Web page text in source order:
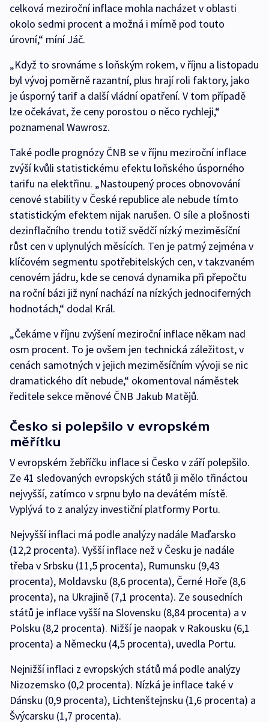
celková meziroční inflace mohla nacházet v oblasti
okolo sedmi procent a možná i mírně pod touto
úrovní,“ míní Jáč.
„Když to srovnáme s loňským rokem, v říjnu a listopadu
byl vývoj poměrně razantní, plus hrají roli faktory, jako
je úsporný tarif a další vládní opatření. V tom případě
lze očekávat, že ceny porostou o něco rychleji,“
poznamenal Wawrosz.
Také podle prognózy ČNB se v říjnu meziroční inflace
zvýší kvůli statistickému efektu loňského úsporného
tarifu na elektřinu. „Nastoupený proces obnovování
cenové stability v České republice ale nebude tímto
statistickým efektem nijak narušen. O síle a plošnosti
dezinflačního trendu totiž svědčí nízký meziměsíční
růst cen v uplynulých měsících. Ten je patrný zejména v
klíčovém segmentu spotřebitelských cen, v takzvaném
cenovém jádru, kde se cenová dynamika při přepočtu
na roční bázi již nyní nachází na nízkých jednociferných
hodnotách,“ dodal Král.
„Čekáme v říjnu zvýšení meziroční inflace někam nad
osm procent. To je ovšem jen technická záležitost, v
cenách samotných v jejich meziměsíčním vývoji se nic
dramatického dít nebude,“ okomentoval náměstek
ředitele sekce měnové ČNB Jakub Matějů.
Česko si polepšilo v evropském
měřítku
V evropském žebříčku inflace si Česko v září polepšilo.
Ze 41 sledovaných evropských států ji mělo třináctou
nejvyšší, zatímco v srpnu bylo na devátém místě.
Vyplývá to z analýzy investiční platformy Portu.
Nejvyšší inflaci má podle analýzy nadále Maďarsko
(12,2 procenta). Vyšší inflace než v Česku je nadále
třeba v Srbsku (11,5 procenta), Rumunsku (9,43
procenta), Moldavsku (8,6 procenta), Černé Hoře (8,6
procenta), na Ukrajině (7,1 procenta). Ze sousedních
států je inflace vyšší na Slovensku (8,84 procenta) a v
Polsku (8,2 procenta). Nižší je naopak v Rakousku (6,1
procenta) a Německu (4,5 procenta), uvedla Portu.
Nejnižší inflaci z evropských států má podle analýzy
Nizozemsko (0,2 procenta). Nízká je inflace také v
Dánsku (0,9 procenta), Lichtenštejnsku (1,6 procenta) a
Švýcarsku (1,7 procenta).